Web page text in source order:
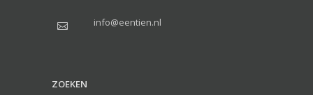
info@eentien.nl
ZOEKEN